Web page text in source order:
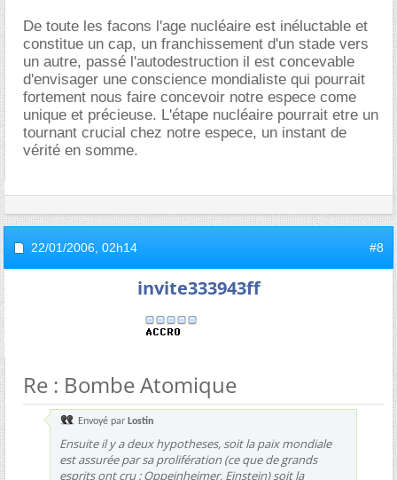
De toute les facons l'age nucléaire est inéluctable et
constitue un cap, un franchissement d'un stade vers
un autre, passé l'autodestruction il est concevable
d'envisager une conscience mondialiste qui pourrait
fortement nous faire concevoir notre espece come
unique et précieuse. L'étape nucléaire pourrait etre un
tournant crucial chez notre espece, un instant de
vérité en somme.
22/01/2006, 02h14 #8
invite333943ff
Re : Bombe Atomique
Envoyé par Lostin
Ensuite il y a deux hypotheses, soit la paix mondiale
est assurée par sa prolifération (ce que de grands
esprits ont cru : Oppeinheimer, Einstein) soit la